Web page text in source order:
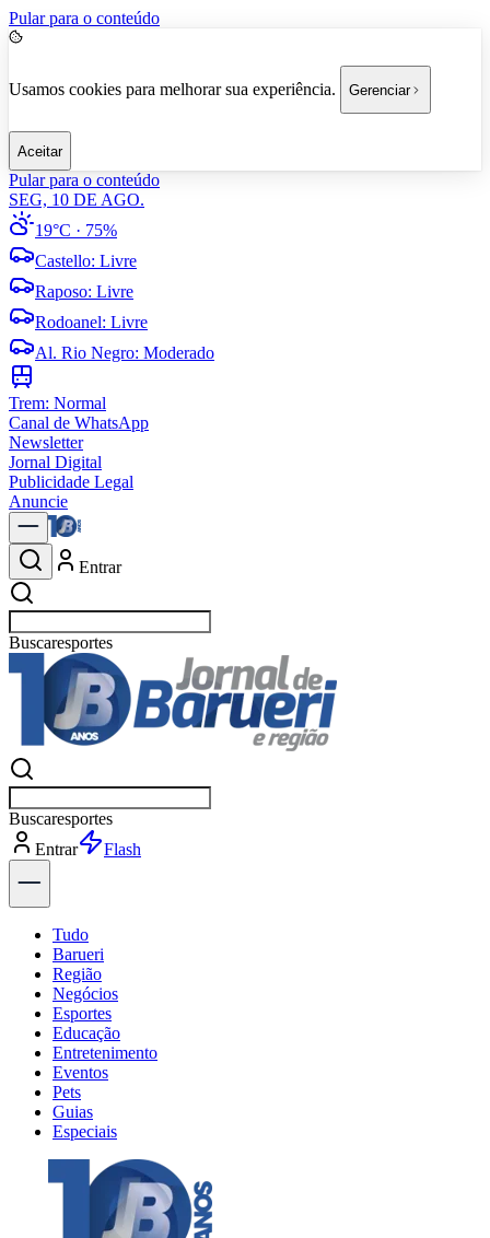
Pular para o conteúdo
Usamos cookies para melhorar sua experiência. Gerenciar
Aceitar
Pular para o conteúdo
SEG, 10 DE AGO.
19°C · 75%
Castello: Livre
Raposo: Livre
Rodoanel: Livre
Al. Rio Negro: Moderado
Trem: Normal
Canal de WhatsApp
Newsletter
Jornal Digital
Publicidade Legal
Anuncie
Entrar
Buscarpolítica
Buscarpolítica
Entrar
Explorar
Tudo
Barueri
Região
Negócios
Esportes
Educação
Entretenimento
Eventos
Pets
Guias
Especiais
Explore Tudo
Últimas Notícias
Previsão do Tempo
Trânsito e Rotas